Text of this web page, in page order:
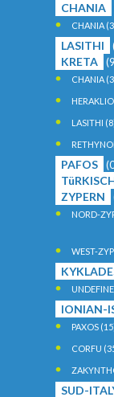
CHANIA
CHANIA
LASITHI
KRETA
CHANIA
LASITHI
PAFOS
ZYPERN
NORD-
WEST-
IONIAN-
PAXOS
CORFU
SUD-